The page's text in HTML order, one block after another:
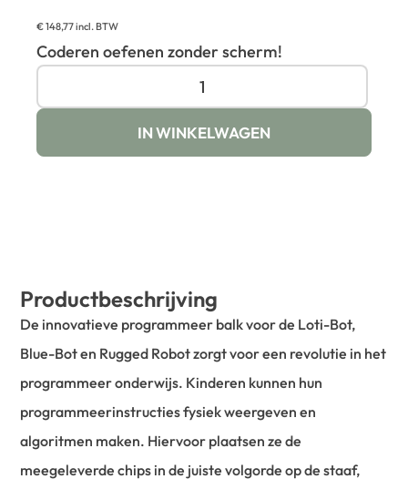
€148,77incl. BTW
Coderen oefenen zonder scherm!
IN WINKELWAGEN
Productbeschrijving
De innovatieve programmeer balk voor de Loti-Bot,
Blue-Bot en Rugged Robot zorgt voor een revolutie in het
programmeer onderwijs. Kinderen kunnen hun
programmeerinstructies fysiek weergeven en
algoritmen maken. Hiervoor plaatsen ze de
meegeleverde chips in de juiste volgorde op de staaf,